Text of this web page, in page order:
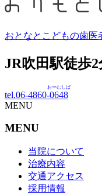
おとなとこどもの歯医
JR吹田駅徒歩2
tel.06-4860-0648
おーむしば
MENU
MENU
当院について
治療内容
交通アクセス
採用情報